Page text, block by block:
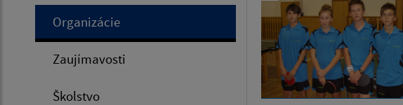
Organizácie
Zaujímavosti
Školstvo